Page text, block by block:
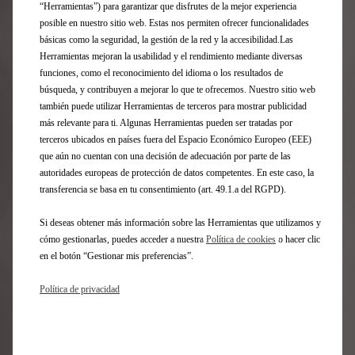
Registro de la Dirección General de Seguros y Fondos
de Pensiones con la clave AJ-171. Sujeto a normas de
suscripción de la aseguradora correspondiente. Este
Pack Business se compone de los siguientes seguros
y servicios: Seguro Auto (132,14€ al mes) suscrito con
Mutua Madrileña Automovilista, S.S.P.F., con NIF: V-
28027118, domicilio social en Madrid, Paseo de la
Dirección General de Seguros y Fondos de Pensiones
con la clave M0083. Gestión de Multas (3,97€ al mes)
suscrito con Pyramid Consulting, S.L. con CIF B-
80176506. Complete Care Plus (15,33€ al mes)
suscrito con Stellantis España, S.A, con CIF A-
(piezas, mano de obra e impuestos incluidos)
indicados en el manual del usuario durante 48 meses
(con un límite máximo de 60.000 km) realizados en la
“Herramientas”) para garantizar que disfrutes de la mejor experiencia
posible en nuestro sitio web. Estas nos permiten ofrecer funcionalidades
básicas como la seguridad, la gestión de la red y la accesibilidad.Las
Herramientas mejoran la usabilidad y el rendimiento mediante diversas
funciones, como el reconocimiento del idioma o los resultados de
búsqueda, y contribuyen a mejorar lo que te ofrecemos. Nuestro sitio web
también puede utilizar Herramientas de terceros para mostrar publicidad
más relevante para ti. Algunas Herramientas pueden ser tratadas por
terceros ubicados en países fuera del Espacio Económico Europeo (EEE)
que aún no cuentan con una decisión de adecuación por parte de las
autoridades europeas de protección de datos competentes. En este caso, la
transferencia se basa en tu consentimiento (art. 49.1.a del RGPD).
Si deseas obtener más información sobre las Herramientas que utilizamos y
cómo gestionarlas, puedes acceder a nuestra Política de cookies o hacer clic
en el botón “Gestionar mis preferencias”.
Política de privacidad